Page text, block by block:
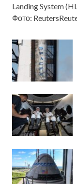
Landing System
Фото: